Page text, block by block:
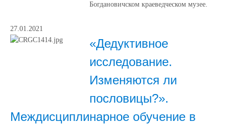
Богдановичском краеведческом музее.
27.01.2021
«Дедуктивное
исследование.
Изменяются ли
пословицы?».
Междисциплинарное обучение в